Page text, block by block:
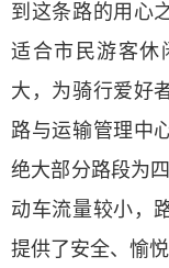
到这条路的用心
适合市民游客休
大，为骑行爱好
路与运输管理中
绝大部分路段为
动车流量较小，
提供了安全、愉悦